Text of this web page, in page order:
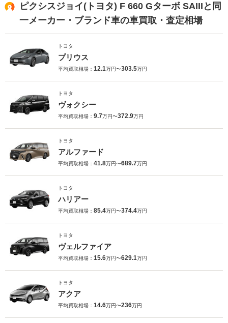
ピクシスジョイ(トヨタ) F 660 Gターボ SAIIIと同
一メーカー・ブランド車の車買取・査定相場
トヨタ
プリウス
平均買取相場： 12.1万円〜303.5万円
トヨタ
ヴォクシー
平均買取相場： 9.7万円〜372.9万円
トヨタ
アルファード
平均買取相場： 41.8万円〜689.7万円
トヨタ
ハリアー
平均買取相場： 85.4万円〜374.4万円
トヨタ
ヴェルファイア
平均買取相場： 15.6万円〜629.1万円
トヨタ
アクア
平均買取相場： 14.6万円〜236万円